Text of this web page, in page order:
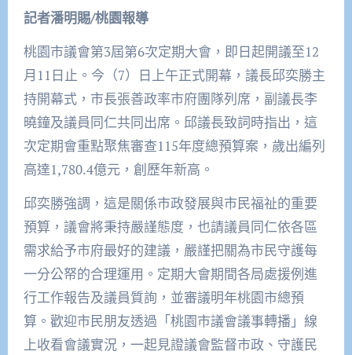
記者潘明賜/桃園報導
桃園市議會第3屆第6次定期大會，即日起開議至12
月11日止。今（7）日上午正式開幕，議長邱奕勝主
持開幕式，市長張善政率市府團隊列席，副議長李
曉鐘及議員同仁共同出席。邱議長致詞時指出，這
次定期會重點聚焦審查115年度總預算案，歲出編列
高達1,780.4億元，創歷年新高。
邱奕勝強調，這是關係市政發展與市民福祉的重要
預算，議會將秉持嚴謹態度，也請議員同仁依各區
需求給予市府最好的建議，嚴謹把關為市民守護每
一分公帑的合理運用。定期大會期間各局處援例進
行工作報告及議員質詢，並審議明年桃園市總預
算。歡迎市民朋友透過「桃園市議會議事轉播」線
上收看會議實況，一起見證議會監督市政、守護民